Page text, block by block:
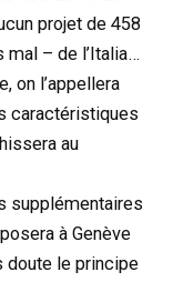
projet de 458
mal – de l’Italia…
on l’appellera
caractéristiques
au
supplémentaires
à Genève
doute le principe